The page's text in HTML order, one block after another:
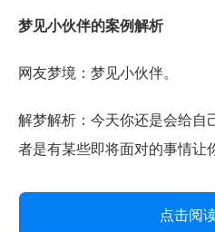
梦见小伙伴的案例解析
网友梦境：梦见小伙伴。
解梦解析：今天你还是会给自
者是有某些即将面对的事情让
点击阅